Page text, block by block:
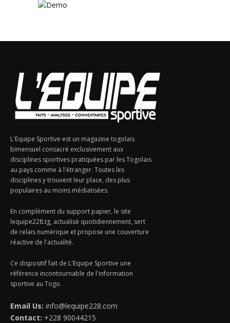
L'Equipe Sportive est un magazine togolais
bimensuel consacré exclusivement aux
disciplines sportives pratiquées par les Togolais
au pays comme à l'étranger. Toutes les
disciplines y trouvent leur place, des plus
populaires au moins médiatisées.
En complément du support papier, le site
lequipe228.tg, actualisé quotidiennement, sert
de relais numérique et propose une couverture
réactive de l'actualité.
Ce dispositif fait de L'Equipe Sportive une
référence incontournable de l'information
sportive au Togo.
Email Us: info@lequipe228.com
Contact: +228 90044215